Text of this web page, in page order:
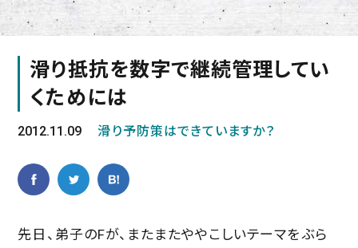
滑り抵抗を数字で継続管理してい
くためには
2012.11.09 滑り予防策はできていますか？
先日、弟子のFが、またまたややこしいテーマをぶら